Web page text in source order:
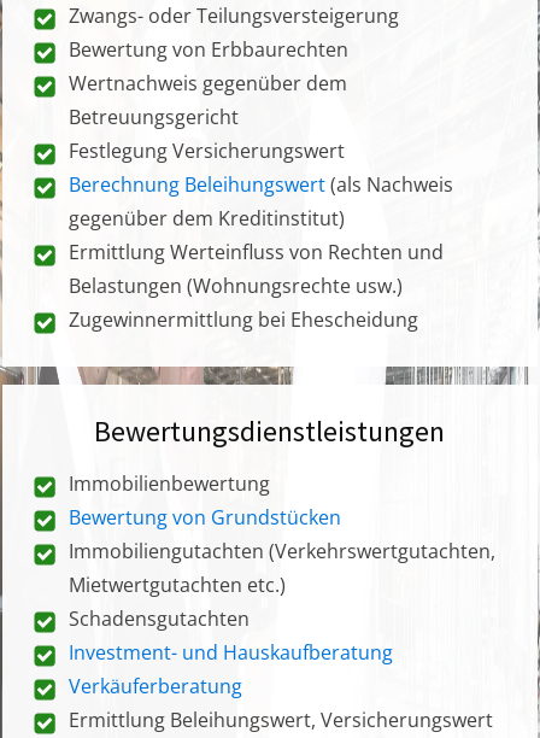
Zwangs- oder Teilungsversteigerung
Bewertung von Erbbaurechten
Wertnachweis gegenüber dem
Betreuungsgericht
Festlegung Versicherungswert
Berechnung Beleihungswert(als Nachweis
gegenüber dem Kreditinstitut)
Ermittlung Werteinfluss von Rechten und
Belastungen (Wohnungsrechte usw.)
Zugewinnermittlung bei Ehescheidung
Bewertungsdienstleistungen
Immobilienbewertung
Bewertung von Grundstücken
Immobiliengutachten (Verkehrswertgutachten,
Mietwertgutachten etc.)
Schadensgutachten
Investment- und Hauskaufberatung
Verkäuferberatung
Ermittlung Beleihungswert, Versicherungswert